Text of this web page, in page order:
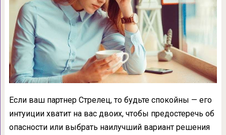
Если ваш партнер Стрелец, то будьте спокойны — его
интуиции хватит на вас двоих, чтобы предостеречь об
опасности или выбрать наилучший вариант решения